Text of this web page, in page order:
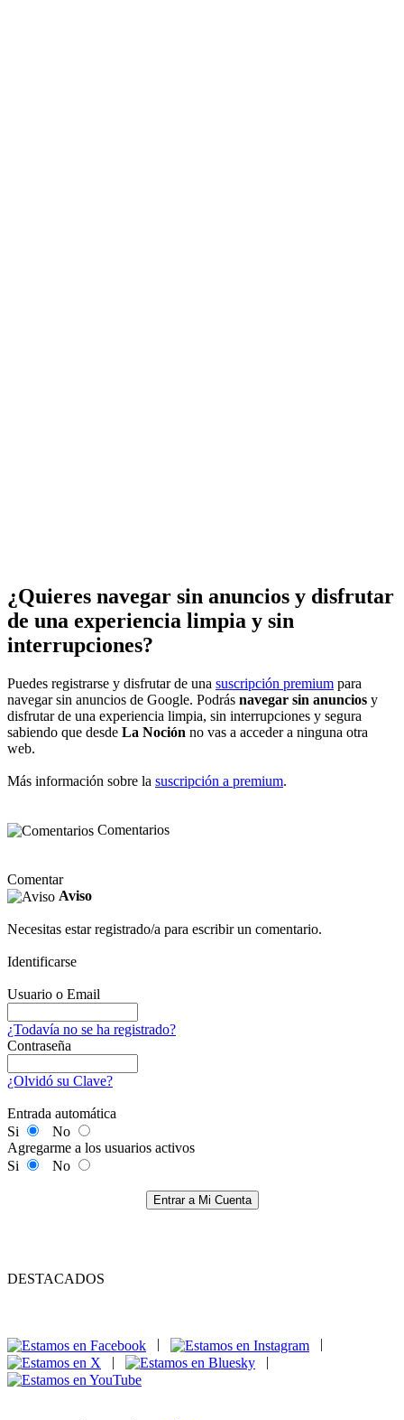
¿Quieres navegar sin anuncios y disfrutar
de una experiencia limpia y sin
interrupciones?
Puedes registrarse y disfrutar de una suscripción premium para
navegar sin anuncios de Google. Podrás navegar sin anuncios y
disfrutar de una experiencia limpia, sin interrupciones y segura
sabiendo que desde La Noción no vas a acceder a ninguna otra
web.
Más información sobre la suscripción a premium.
Comentarios
Comentar
Aviso
Necesitas estar registrado/a para escribir un comentario.
Identificarse
Usuario o Email
¿Todavía no se ha registrado?
Contraseña
¿Olvidó su Clave?
Entrada automática
Si
No
Agregarme a los usuarios activos
Si
No
Entrar a Mi Cuenta
DESTACADOS
|
|